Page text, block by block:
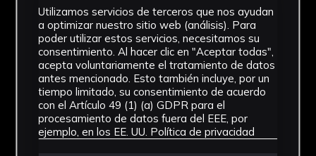
Cronología
1759
Estilo
Barroco
Técnica
Utilizamos servicios de terceros que nos ayudan
a optimizar nuestro sitio web (análisis). Para
poder utilizar estos servicios, necesitamos su
consentimiento. Al hacer clic en "Aceptar todas",
acepta voluntariamente el tratamiento de datos
antes mencionado. Esto también incluye, por un
tiempo limitado, su consentimiento de acuerdo
con el Artículo 49 (1) (a) GDPR para el
procesamiento de datos fuera del EEE, por
ejemplo, en los EE. UU. Política de privacidad